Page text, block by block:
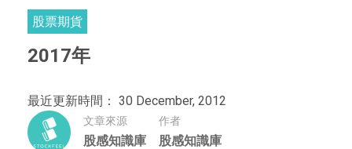
股票期貨
2017年
最近更新時間： 30 December, 2012
文章來源
股感知識庫
作者
股感知識庫